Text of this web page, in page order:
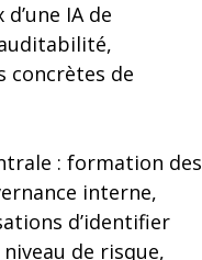
IA de
concrètes de
: formation des
interne,
d’identifier
de risque,